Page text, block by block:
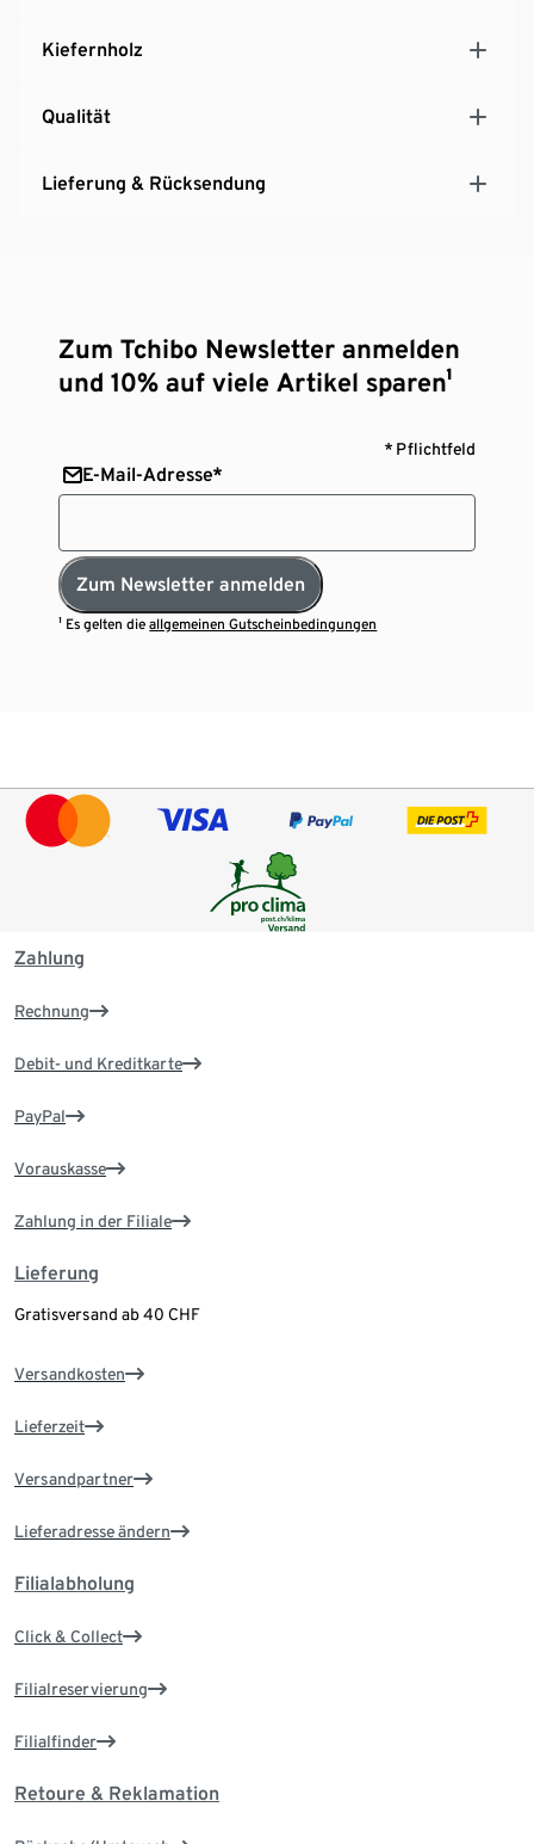
Kiefernholz
Qualität
Lieferung & Rücksendung
Zum Tchibo Newsletter anmelden
und 10% auf viele Artikel sparen¹
* Pflichtfeld
E-Mail-Adresse*
Zum Newsletter anmelden
¹ Es gelten dieallgemeinen Gutscheinbedingungen
Zahlung
Rechnung
Debit- und Kreditkarte
PayPal
Vorauskasse
Zahlung in der Filiale
Lieferung
Gratisversand ab 40 CHF
Versandkosten
Lieferzeit
Versandpartner
Lieferadresse ändern
Filialabholung
Click & Collect
Filialreservierung
Filialfinder
Retoure & Reklamation